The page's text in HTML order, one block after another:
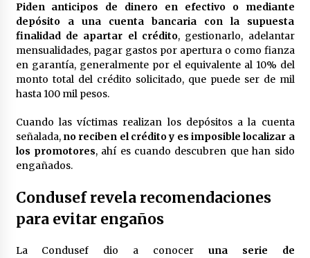
Piden anticipos de dinero en efectivo o mediante
depósito a una cuenta bancaria con la supuesta
finalidad de apartar el crédito, gestionarlo, adelantar
mensualidades, pagar gastos por apertura o como fianza
en garantía, generalmente por el equivalente al 10% del
monto total del crédito solicitado, que puede ser de mil
hasta 100 mil pesos.
Cuando las víctimas realizan los depósitos a la cuenta
señalada, no reciben el crédito y es imposible localizar a
los promotores, ahí es cuando descubren que han sido
engañados.
Condusef revela recomendaciones
para evitar engaños
La Condusef dio a conocer una serie de